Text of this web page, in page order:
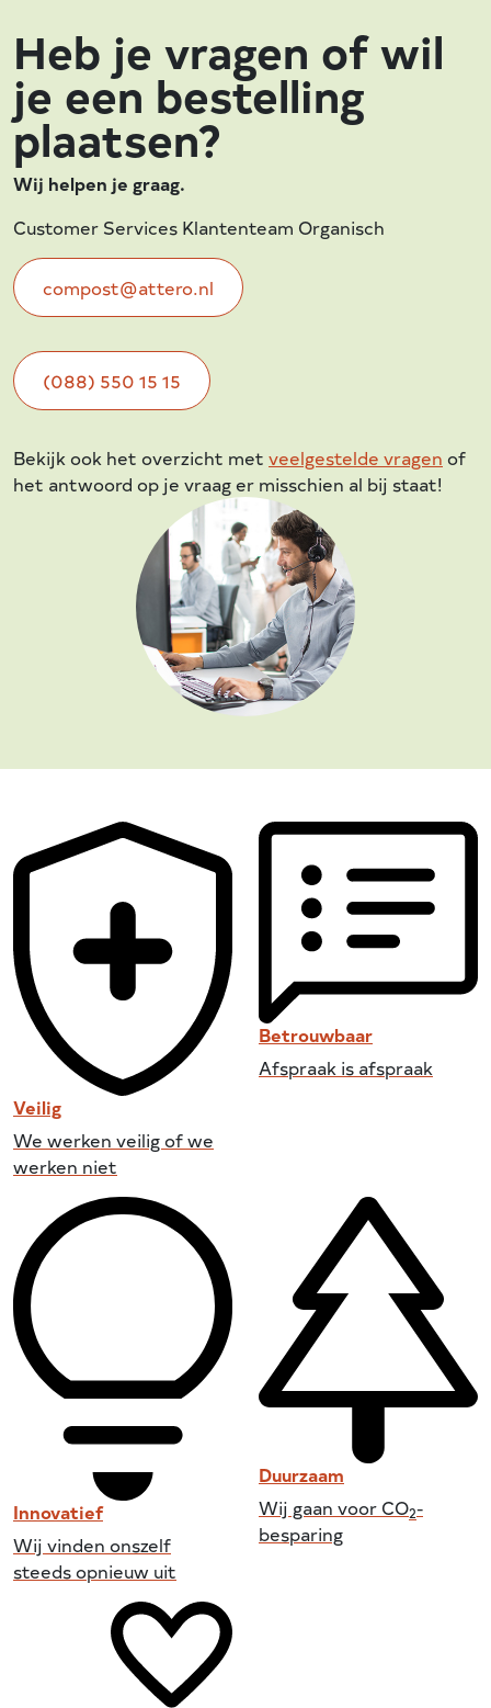
Heb je vragen of wil
je een bestelling
plaatsen?
Wij helpen je graag.
Customer Services Klantenteam Organisch
compost@attero.nl
(088) 550 15 15
Bekijk ook het overzicht met veelgestelde vragen of
het antwoord op je vraag er misschien al bij staat!
Veilig
We werken veilig of we
werken niet
Betrouwbaar
Afspraak is afspraak
Innovatief
Wij vinden onszelf
steeds opnieuw uit
Duurzaam
Wij gaan voor CO2-
besparing